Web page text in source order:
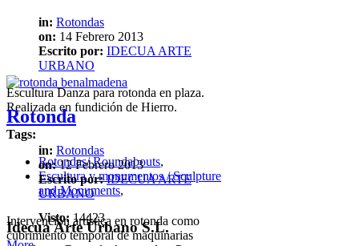
in: Rotondas
on: 14 Febrero 2013
Escrito por: IDECUA ARTE
URBANO
Escultura Danza para rotonda en plaza.
Realizada en fundición de Hierro.
Tags:
Rotondas/ Roundabouts,
Escultura y monumentos / Sculpture
and Monuments,
Visto: 14423
Rotonda
in: Rotondas
on:12 Febrero 2013
Escrito por:IDECUA ARTE
URBANO
Intervención artística en rotonda como
cubrimiento temporal de maquinarias
Idecua Arte Urbano S.L.